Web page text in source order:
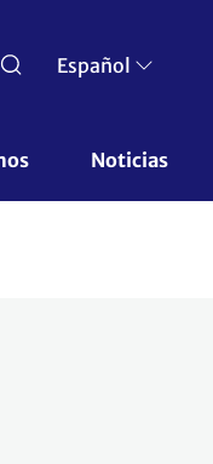
Español
Noticias